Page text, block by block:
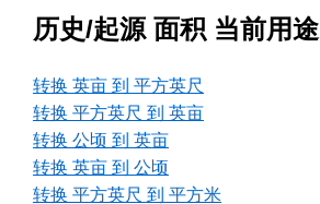
历史/起源 面积 当前用途
转换 英亩 到 平方英尺
转换 平方英尺 到 英亩
转换 公顷 到 英亩
转换 英亩 到 公顷
转换 平方英尺 到 平方米